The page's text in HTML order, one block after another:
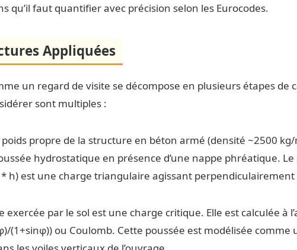
qu’il faut quantifier avec précision selon les Eurocodes.
Appliquées
un regard de visite se décompose en plusieurs étapes de
sont multiples :
propre de la structure en béton armé (densité ~2500
hydrostatique en présence d’une nappe phréatique.
* h) est une charge triangulaire agissant
exercée par le sol est une charge critique. Elle est calculée à
(1+sinφ)) ou Coulomb. Cette poussée est modélisée